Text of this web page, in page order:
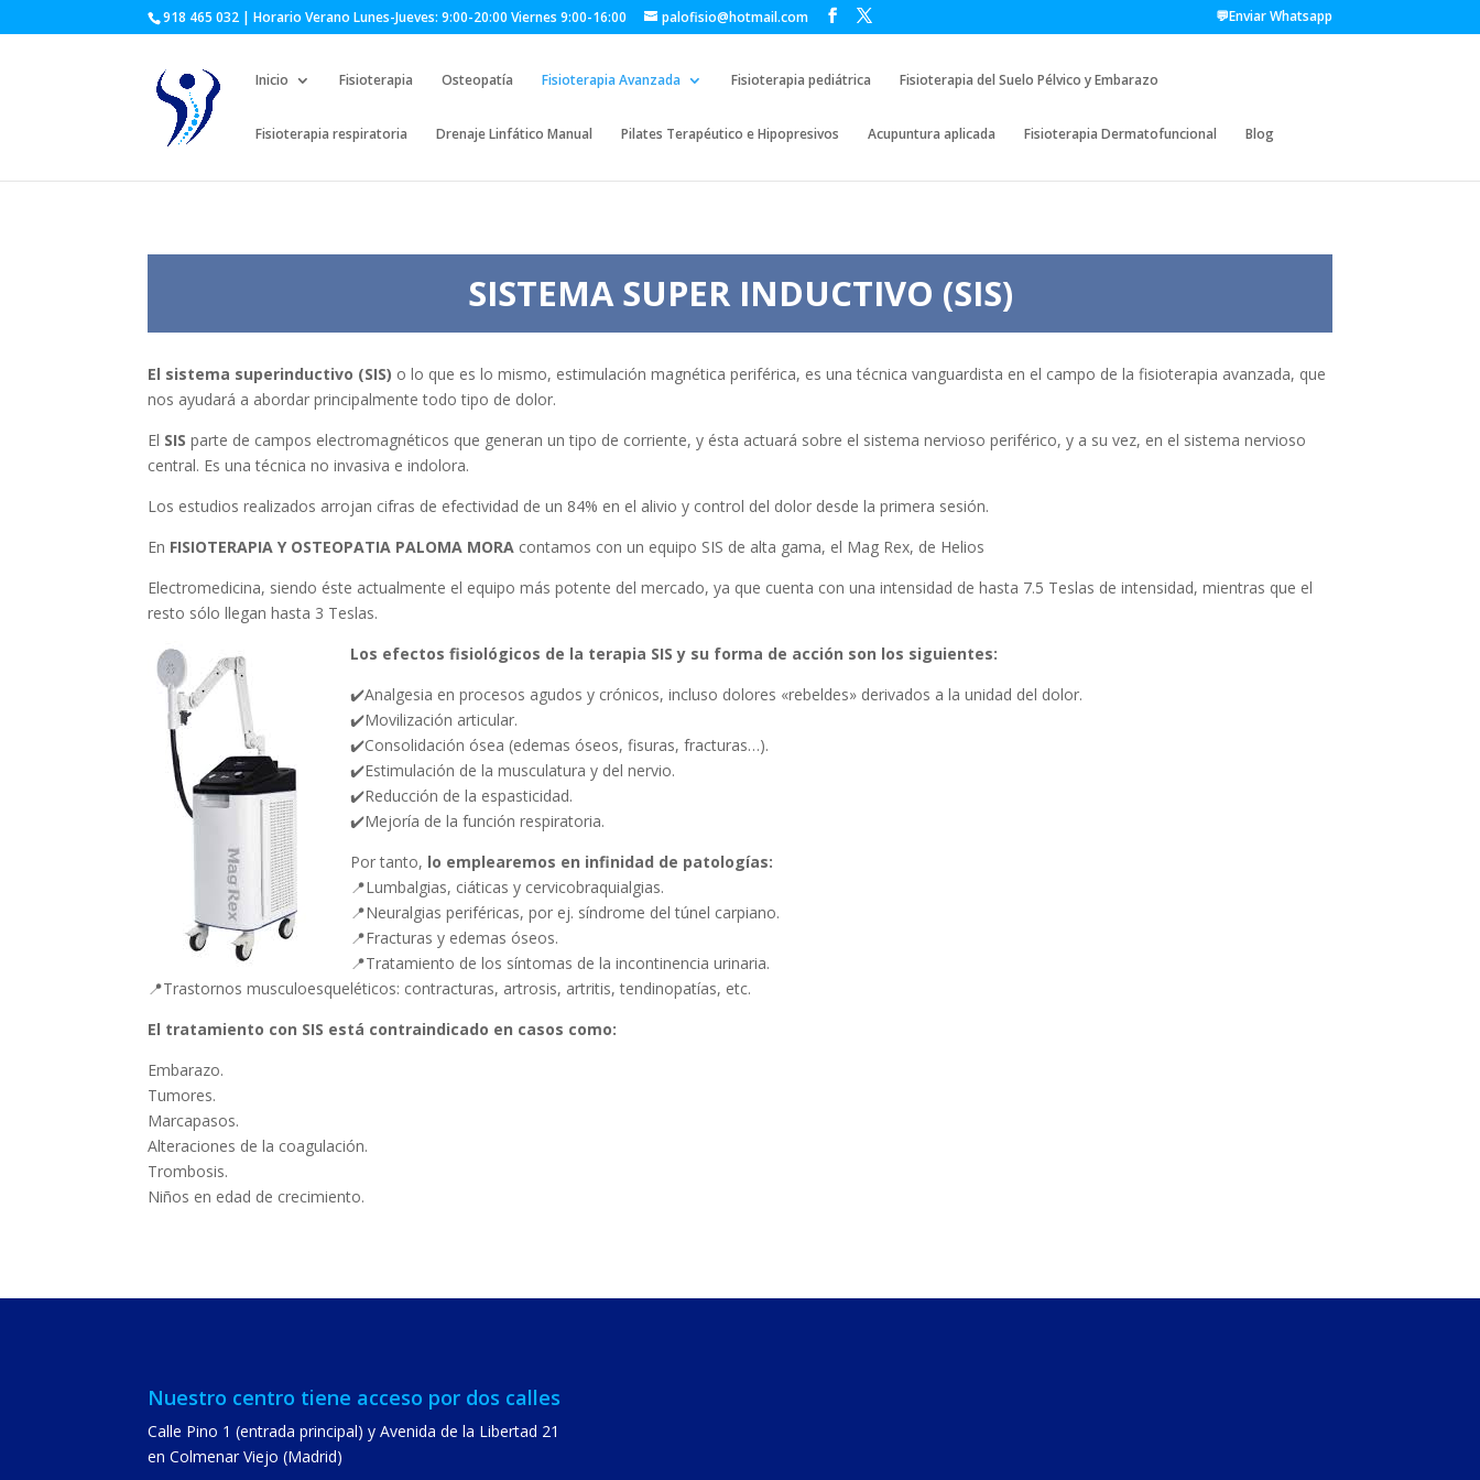
918 465 032 | Horario Verano Lunes-Jueves: 9:00-20:00 Viernes 9:00-16:00 palofisio@hotmail.com 💬Enviar Whatsapp
Inicio Fisioterapia Osteopatía Fisioterapia Avanzada Fisioterapia pediátrica Fisioterapia del Suelo Pélvico y Embarazo
Fisioterapia respiratoria Drenaje Linfático Manual Pilates Terapéutico e Hipopresivos Acupuntura aplicada Fisioterapia Dermatofuncional Blog
SISTEMA SUPER INDUCTIVO (SIS)
El sistema superinductivo (SIS) o lo que es lo mismo, estimulación magnética periférica, es una técnica vanguardista en el campo de la fisioterapia avanzada, que
nos ayudará a abordar principalmente todo tipo de dolor.
El SIS parte de campos electromagnéticos que generan un tipo de corriente, y ésta actuará sobre el sistema nervioso periférico, y a su vez, en el sistema nervioso
central. Es una técnica no invasiva e indolora.
Los estudios realizados arrojan cifras de efectividad de un 84% en el alivio y control del dolor desde la primera sesión.
En FISIOTERAPIA Y OSTEOPATIA PALOMA MORA contamos con un equipo SIS de alta gama, el Mag Rex, de Helios
Electromedicina, siendo éste actualmente el equipo más potente del mercado, ya que cuenta con una intensidad de hasta 7.5 Teslas de intensidad, mientras que el
resto sólo llegan hasta 3 Teslas.
Los efectos fisiológicos de la terapia SIS y su forma de acción son los siguientes:
✔️Analgesia en procesos agudos y crónicos, incluso dolores «rebeldes» derivados a la unidad del dolor.
✔️Movilización articular.
✔️Consolidación ósea (edemas óseos, fisuras, fracturas…).
✔️Estimulación de la musculatura y del nervio.
✔️Reducción de la espasticidad.
✔️Mejoría de la función respiratoria.
Por tanto, lo emplearemos en infinidad de patologías:
📍Lumbalgias, ciáticas y cervicobraquialgias.
📍Neuralgias periféricas, por ej. síndrome del túnel carpiano.
📍Fracturas y edemas óseos.
📍Tratamiento de los síntomas de la incontinencia urinaria.
📍Trastornos musculoesqueléticos: contracturas, artrosis, artritis, tendinopatías, etc.
El tratamiento con SIS está contraindicado en casos como:
Embarazo.
Tumores.
Marcapasos.
Alteraciones de la coagulación.
Trombosis.
Niños en edad de crecimiento.
Nuestro centro tiene acceso por dos calles
Calle Pino 1 (entrada principal) y Avenida de la Libertad 21
en Colmenar Viejo (Madrid)